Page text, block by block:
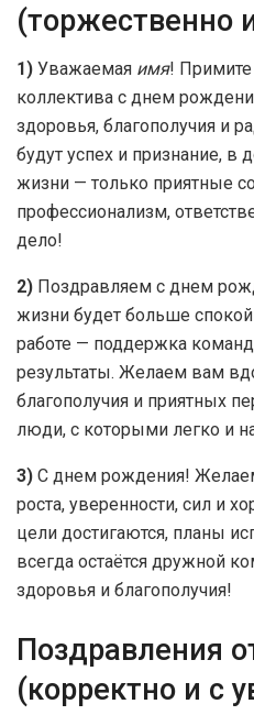
(торжественно
1) Уважаемая имя! Примите
коллектива с днем
здоровья, благополучия и
будут успех и признание, в
жизни — только приятные
профессионализм,
дело!
2) Поздравляем с днем
жизни будет больше
работе — поддержка
результаты. Желаем вам
благополучия и приятных
люди, с которыми легко и
3) С днем рождения!
роста, уверенности, сил и
цели достигаются, планы
всегда остаётся дружной
здоровья и благополучия!
Поздравления
(корректно и с